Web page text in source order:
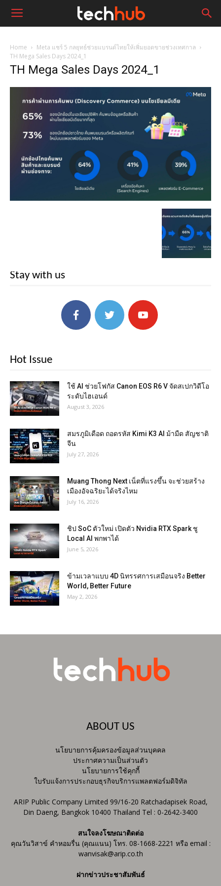
Home
Meta แชร์ 5 กลยุทธ์ช่วยแบรนด์ไทยให้เพิ่มยอดขายช่วงเทศกาล
TH Mega Sales Days 2024_1
TH Mega Sales Days 2024_1
Stay with us
Hot Issue
ใช้ AI ช่วยโฟกัส Canon EOS R6 V จัดสเปกวิดีโอ
ระดับไฮเอนด์
August 3, 2026
สมรภูมิเดือด ถอดรหัส Kimi K3 AI ม้ามืด สัญชาติ
จีน
July 27, 2026
Muang Thong Next เน็ตที่แรงขึ้น จะช่วยสร้าง
เมืองอัจฉริยะได้จริงไหม
July 16, 2026
ชิป SoC ตัวใหม่ เปิดตัว Nvidia RTX Spark ชู
Local AI พกพาได้
June 5, 2026
ข้ามเวลาแบบ 4D นิทรรศการเสมือนจริง Better
World, Better Future
May 2, 2026
ABOUT US
นโยบายการคุ้มครองข้อมูลส่วนบุคคล
ประกาศความเป็นส่วนตัว
นโยบายการใช้คุกกี้
ใบรับแจ้งการประกอบธุรกิจบริการแพลตฟอร์มดิจิทัล
ARIP Public Company Limited 99/16-20 Ratchadapisek Road,
Din Daeng, Bangkok 10400 Thailand Tel : 0-2642-3400
สนใจลงโฆษณาติดต่อ
คุณวันวิสาข์ คำหอมรื่น (คุณแนน) โทร. 08-1668-2221 หรือ email :
wanvisak@arip.co.th
ฝากข่าวประชาสัมพันธ์